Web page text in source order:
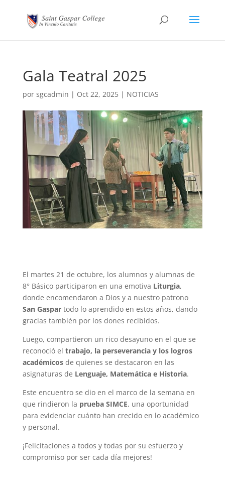
Gala Teatral 2025
por sgcadmin | Oct 22, 2025| NOTICIAS
El martes 21 de octubre, los alumnos y alumnas de
8° Básico participaron en una emotiva Liturgia,
donde encomendaron a Dios y a nuestro patrono
San Gaspartodo lo aprendido en estos años, dando
gracias también por los dones recibidos.
Luego, compartieron un rico desayuno en el que se
reconoció el trabajo, la perseverancia y los logros
académicosde quienes se destacaron en las
asignaturas de Lenguaje, Matemática e Historia.
Este encuentro se dio en el marco de la semana en
que rindieron la prueba SIMCE, una oportunidad
para evidenciar cuánto han crecido en lo académico
y personal.
¡Felicitaciones a todos y todas por su esfuerzo y
compromiso por ser cada día mejores!